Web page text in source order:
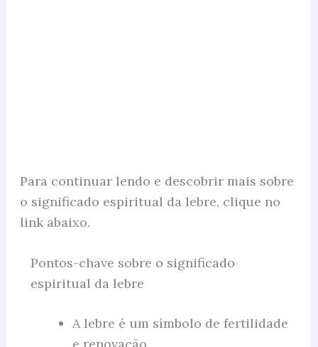
Para continuar lendo e descobrir mais sobre
o significado espiritual da lebre, clique no
link abaixo.
Pontos-chave sobre o significado
espiritual da lebre
A lebre é um símbolo de fertilidade